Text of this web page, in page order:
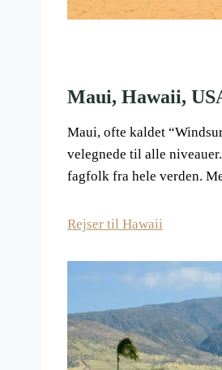
Maui, Hawaii,
Maui, ofte kaldet
velegnede til alle
fagfolk fra hele verden.
Rejser til Hawaii